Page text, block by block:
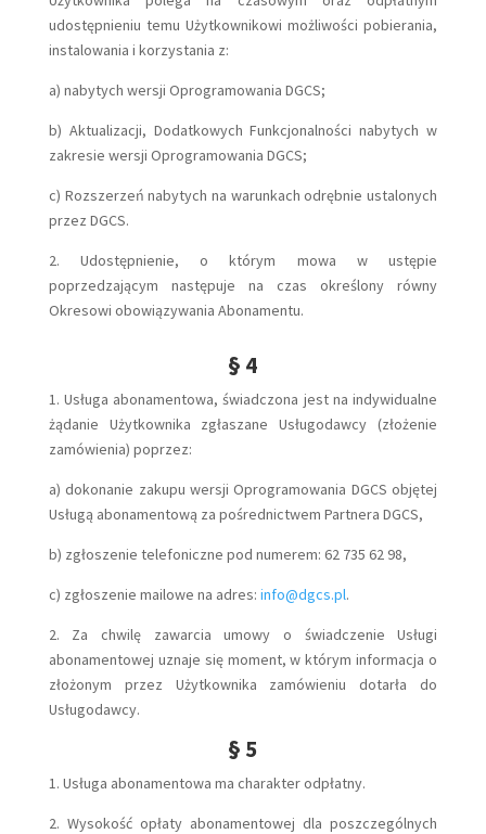
udostępnieniu temu Użytkownikowi możliwości pobierania,
instalowania i korzystania z:
a) nabytych wersji Oprogramowania DGCS;
b) Aktualizacji, Dodatkowych Funkcjonalności nabytych w
zakresie wersji Oprogramowania DGCS;
c) Rozszerzeń nabytych na warunkach odrębnie ustalonych
przez DGCS.
2. Udostępnienie, o którym mowa w ustępie
poprzedzającym następuje na czas określony równy
Okresowi obowiązywania Abonamentu.
§ 4
1. Usługa abonamentowa, świadczona jest na indywidualne
żądanie Użytkownika zgłaszane Usługodawcy (złożenie
zamówienia) poprzez:
a) dokonanie zakupu wersji Oprogramowania DGCS objętej
Usługą abonamentową za pośrednictwem Partnera DGCS,
b) zgłoszenie telefoniczne pod numerem: 62 735 62 98,
c) zgłoszenie mailowe na adres: info@dgcs.pl.
2. Za chwilę zawarcia umowy o świadczenie Usługi
abonamentowej uznaje się moment, w którym informacja o
złożonym przez Użytkownika zamówieniu dotarła do
Usługodawcy.
§ 5
1. Usługa abonamentowa ma charakter odpłatny.
2. Wysokość opłaty abonamentowej dla poszczególnych